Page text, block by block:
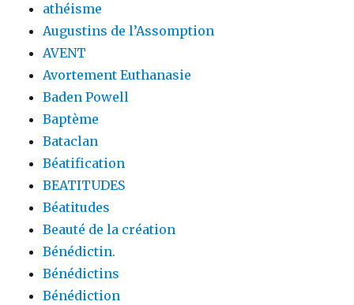
athéisme
Augustins de l’Assomption
AVENT
Avortement Euthanasie
Baden Powell
Baptème
Bataclan
Béatification
BEATITUDES
Béatitudes
Beauté de la création
Bénédictin.
Bénédictins
Bénédiction